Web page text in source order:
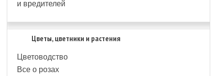
и вредителей
Цветы, цветники и растения
Цветоводство
Все о розах